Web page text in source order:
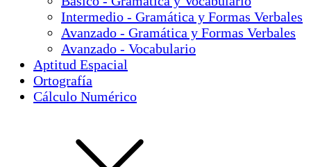
Intermedio - Gramática y Formas Verbales
Avanzado - Gramática y Formas Verbales
Avanzado - Vocabulario
Aptitud Espacial
Ortografía
Cálculo Numérico